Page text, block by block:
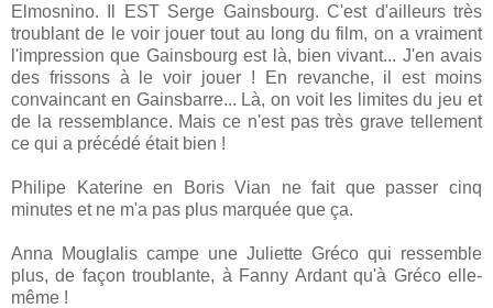
Elmosnino. Il EST Serge Gainsbourg. C'est d'ailleurs très
troublant de le voir jouer tout au long du film, on a vraiment
l'impression que Gainsbourg est là, bien vivant... J'en avais
des frissons à le voir jouer ! En revanche, il est moins
convaincant en Gainsbarre... Là, on voit les limites du jeu et
de la ressemblance. Mais ce n'est pas très grave tellement
ce qui a précédé était bien !
Philipe Katerine en Boris Vian ne fait que passer cinq
minutes et ne m'a pas plus marquée que ça.
Anna Mouglalis campe une Juliette Gréco qui ressemble
plus, de façon troublante, à Fanny Ardant qu'à Gréco elle-
même !